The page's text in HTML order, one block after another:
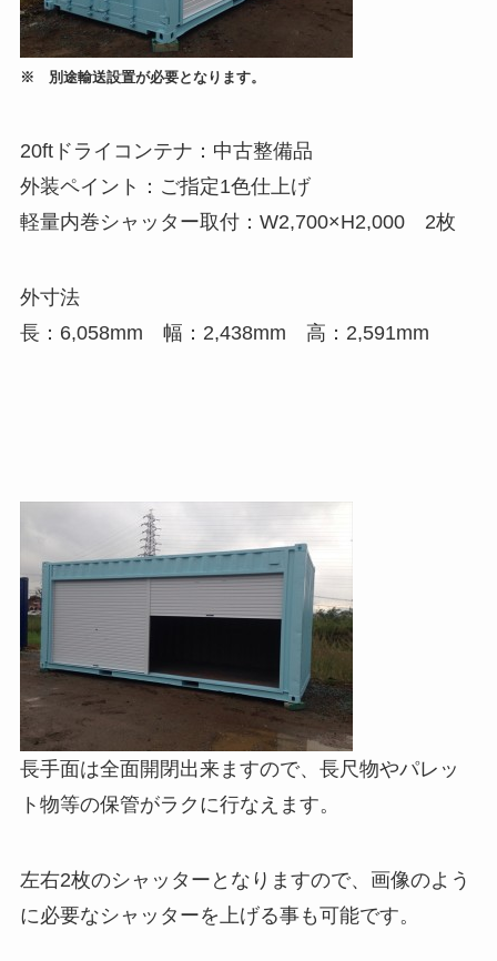
※ 別途輸送設置が必要となります。
20ftドライコンテナ：中古整備品
外装ペイント：ご指定1色仕上げ
軽量内巻シャッター取付：W2,700×H2,000 2枚
外寸法
長：6,058mm 幅：2,438mm 高：2,591mm
長手面は全面開閉出来ますので、長尺物やパレッ
ト物等の保管がラクに行なえます。
左右2枚のシャッターとなりますので、画像のよう
に必要なシャッターを上げる事も可能です。